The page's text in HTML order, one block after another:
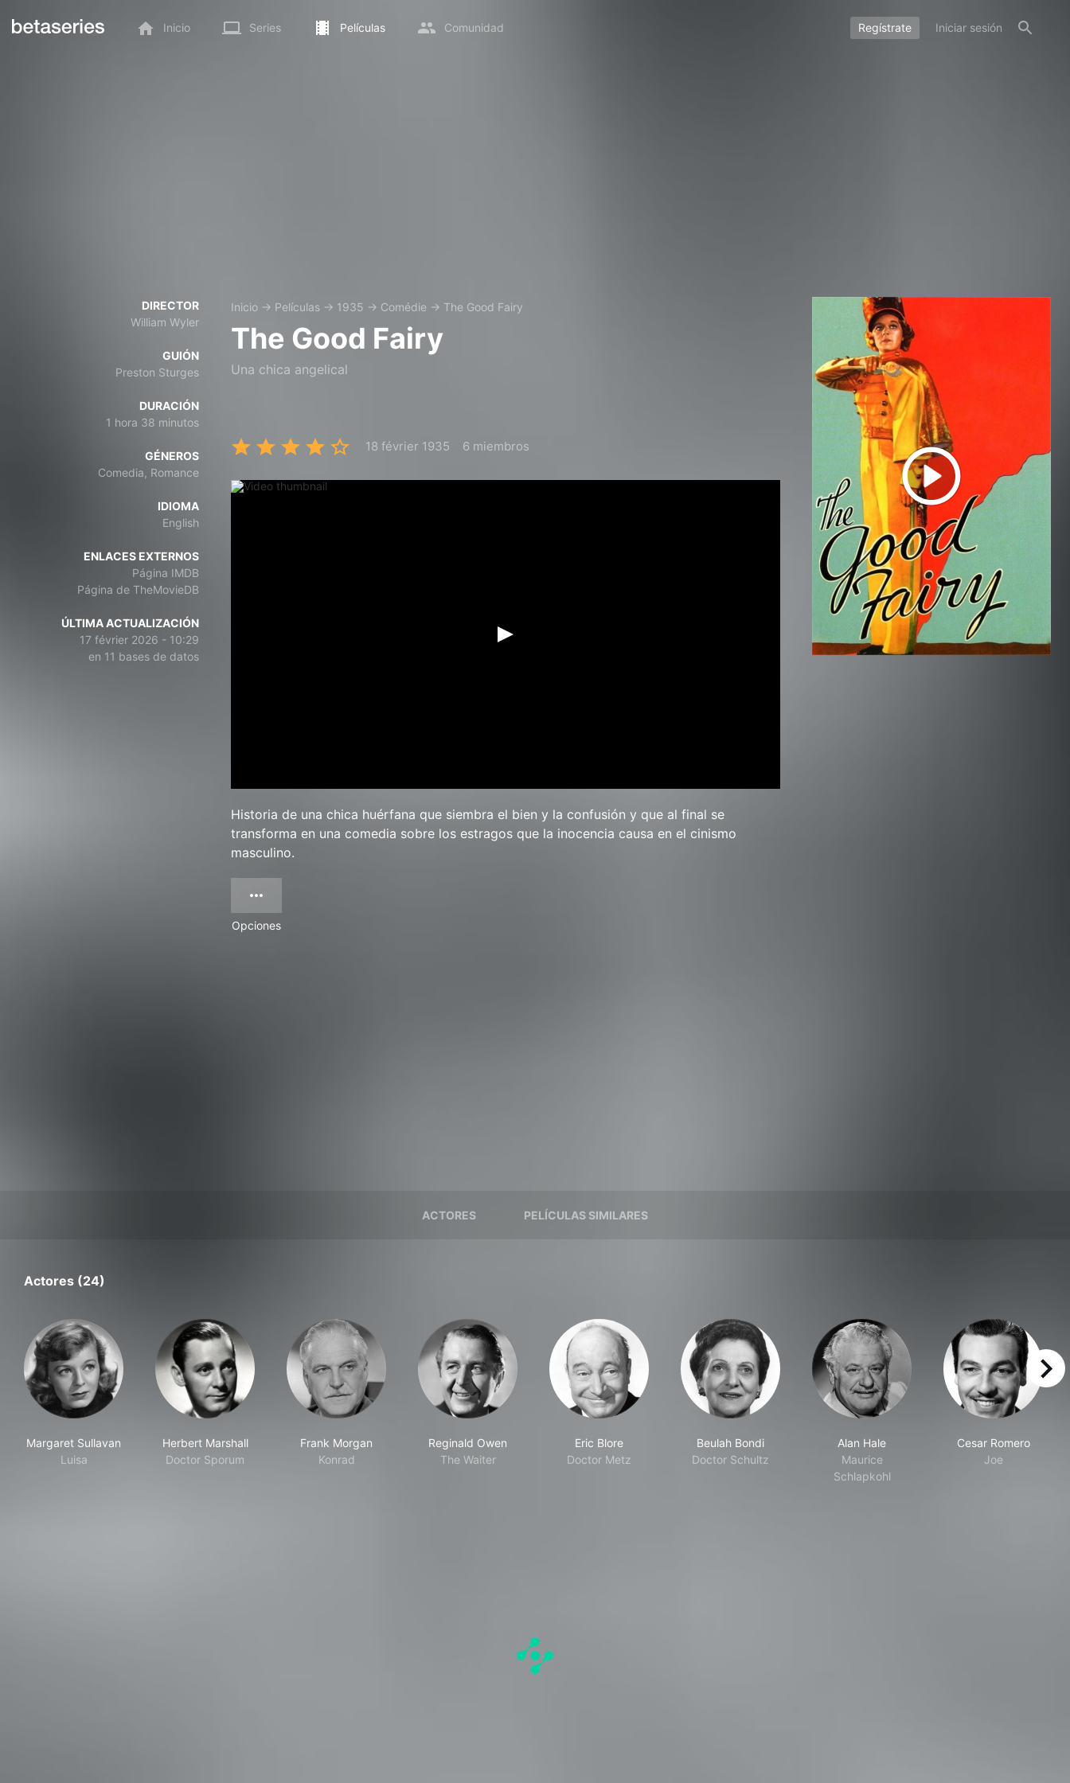
Inicio Series Películas Comunidad Regístrate Iniciar sesión
DIRECTOR
William Wyler
GUIÓN
Preston Sturges
DURACIÓN
1 hora 38 minutos
GÉNEROS
Comedia, Romance
IDIOMA
English
ENLACES EXTERNOS
Página IMDB
Página de TheMovieDB
ÚLTIMA ACTUALIZACIÓN
17 février 2026 - 10:29
en 11 bases de datos
Inicio → Películas → 1935 → Comédie → The Good Fairy
The Good Fairy
Una chica angelical
18 février 1935 6 miembros
Historia de una chica huérfana que siembra el bien y la confusión y que al final se
transforma en una comedia sobre los estragos que la inocencia causa en el cinismo
masculino.
Opciones
ACTORES PELÍCULAS SIMILARES
Actores (24)
Margaret Sullavan
Luisa
Herbert Marshall
Doctor Sporum
Frank Morgan
Konrad
Reginald Owen
The Waiter
Eric Blore
Doctor Metz
Beulah Bondi
Doctor Schultz
Alan Hale
Maurice
Schlapkohl
Cesar Romero
Joe
right